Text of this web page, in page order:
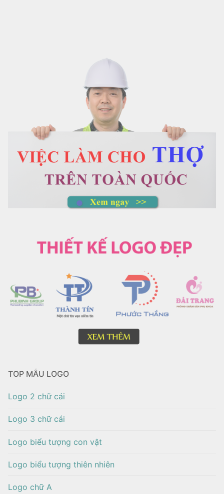
TOP MẪU LOGO
Logo 2 chữ cái
Logo 3 chữ cái
Logo biểu tượng con vật
Logo biểu tượng thiên nhiên
Logo chữ A